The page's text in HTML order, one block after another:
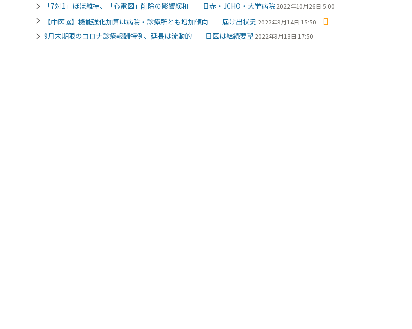
「7対1」ほぼ維持、「心電図」削除の影響緩和 日赤・JCHO・大学病院 2022年10月26日 5:00
【中医協】機能強化加算は病院・診療所とも増加傾向 届け出状況 2022年9月14日 15:50
9月末期限のコロナ診療報酬特例、延長は流動的 日医は継続要望 2022年9月13日 17:50